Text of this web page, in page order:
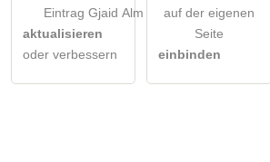
Eintrag Gjaid Alm
aktualisieren
oder verbessern
auf der eigenen
Seite
einbinden